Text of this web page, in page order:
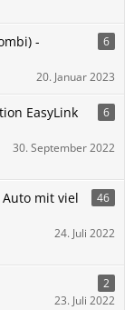
-
6
20. Januar 2023
EasyLink
6
30. September 2022
mit viel
46
24. Juli 2022
2
23. Juli 2022